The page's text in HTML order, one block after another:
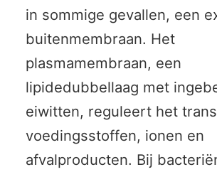
in sommige gevallen, een
buitenmembraan. Het
plasmamembraan, een
lipidedubbellaag met
eiwitten, reguleert het
voedingsstoffen, ionen en
afvalproducten. Bij